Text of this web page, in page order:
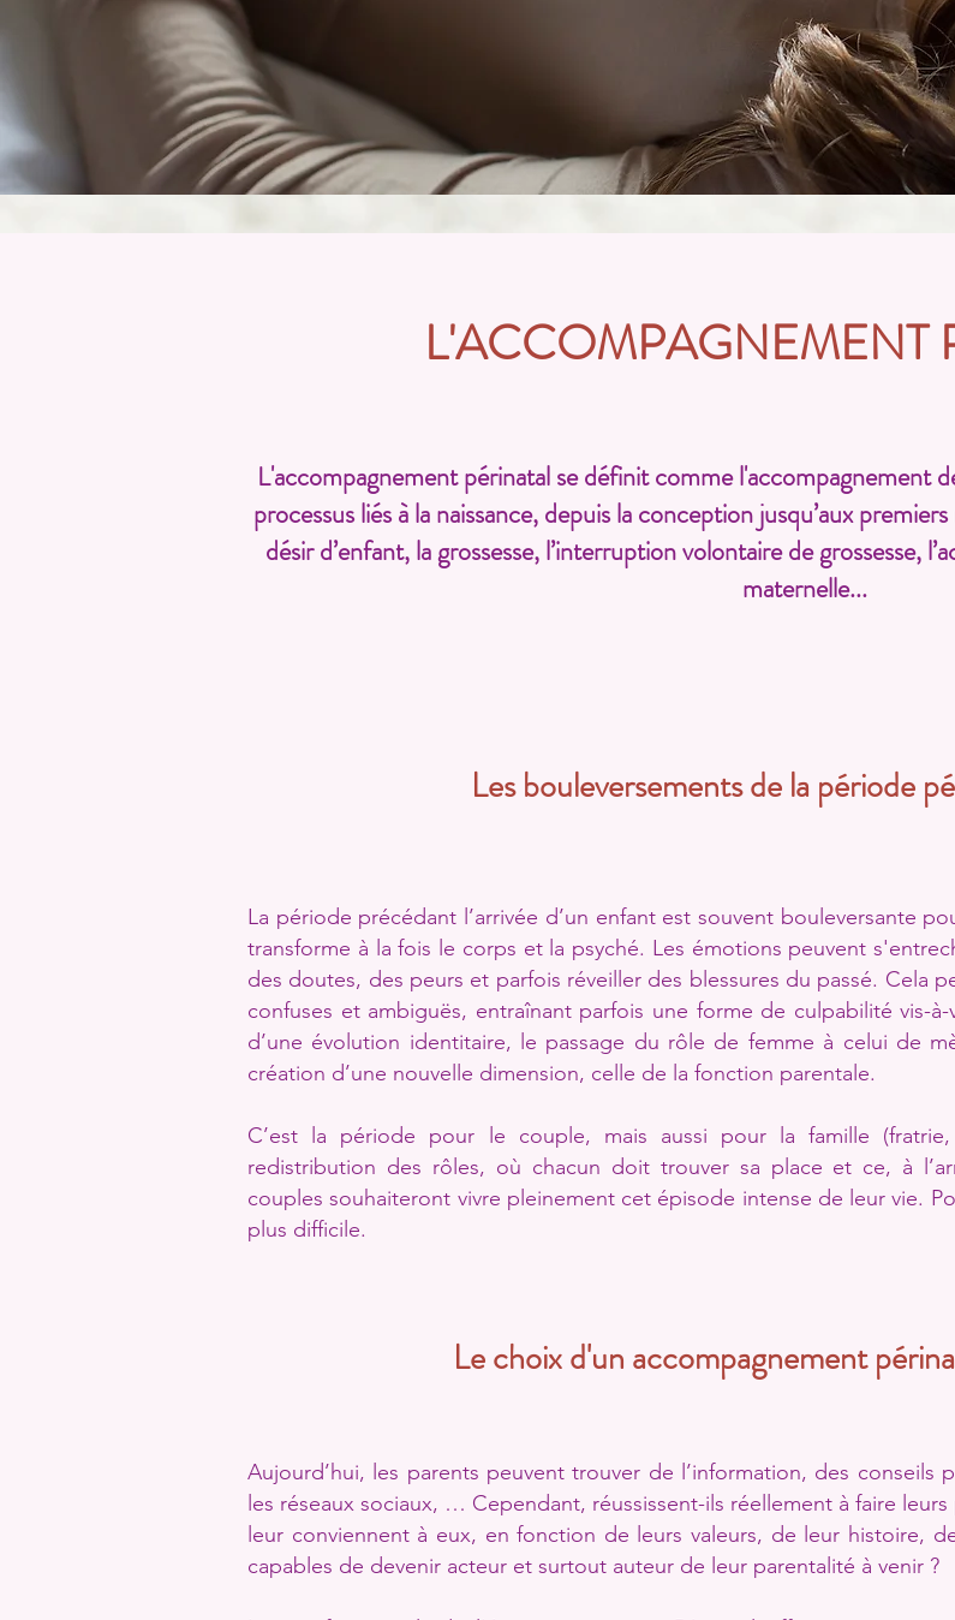
L'ACCOMPAGNEMENT
L'accompagnement périnatal se définit comme l'accompagnement
processus liés à la naissance, depuis la conception jusqu’aux
désir d’enfant, la grossesse, l’interruption volontaire de grossesse,
maternelle...
Les bouleversements de la période
La période précédant l’arrivée d’un enfant est souvent bouleversante
transforme à la fois le corps et la psyché. Les émotions peuvent
des doutes, des peurs et parfois réveiller des blessures du passé. Cela
confuses et ambiguës, entraînant parfois une forme de culpabilité vis-
d’une évolution identitaire, le passage du rôle de femme à celui de
création d’une nouvelle dimension, celle de la fonction parentale.
C’est la période pour le couple, mais aussi pour la famille
redistribution des rôles, où chacun doit trouver sa place et ce, à
couples souhaiteront vivre pleinement cet épisode intense de leur vie.
plus difficile.
Le choix d'un accompagnement
Aujourd’hui, les parents peuvent trouver de l’information, des conseils
les réseaux sociaux, … Cependant, réussissent-ils réellement à faire
leur conviennent à eux, en fonction de leurs valeurs, de leur histoire,
capables de devenir acteur et surtout auteur de leur parentalité à venir ?